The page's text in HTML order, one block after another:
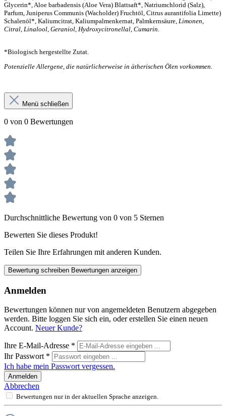
Glycerin*, Aloe barbadensis (Aloe Vera) Blattsaft*, Natriumchlorid (Salz),
Parfum, Juniperus Communis (Wacholder) Fruchtöl, Citrus aurantifolia Limette)
Schalenöl*, Kaliumcitrat, Kaliumpalmenkernat, Palmkernsäure, Limonen,
Citral, Linalool, Geraniol, Hydroxycitronellal, Cumarin.
*Biologisch hergestellte Zutat.
Potenzielle Allergene, die natürlicherweise in ätherischen Ölen vorkommen.
Menü schließen
0 von 0 Bewertungen
Durchschnittliche Bewertung von 0 von 5 Sternen
Bewerten Sie dieses Produkt!
Teilen Sie Ihre Erfahrungen mit anderen Kunden.
Bewertung schreiben Bewertungen anzeigen
Anmelden
Bewertungen können nur von angemeldeten Benutzern abgegeben
werden. Bitte loggen Sie sich ein, oder erstellen Sie einen neuen
Account. Neuer Kunde?
Ihre E-Mail-Adresse *
Ihr Passwort *
Ich habe mein Passwort vergessen.
Anmelden
Abbrechen
Bewertungen nur in der aktuellen Sprache anzeigen.